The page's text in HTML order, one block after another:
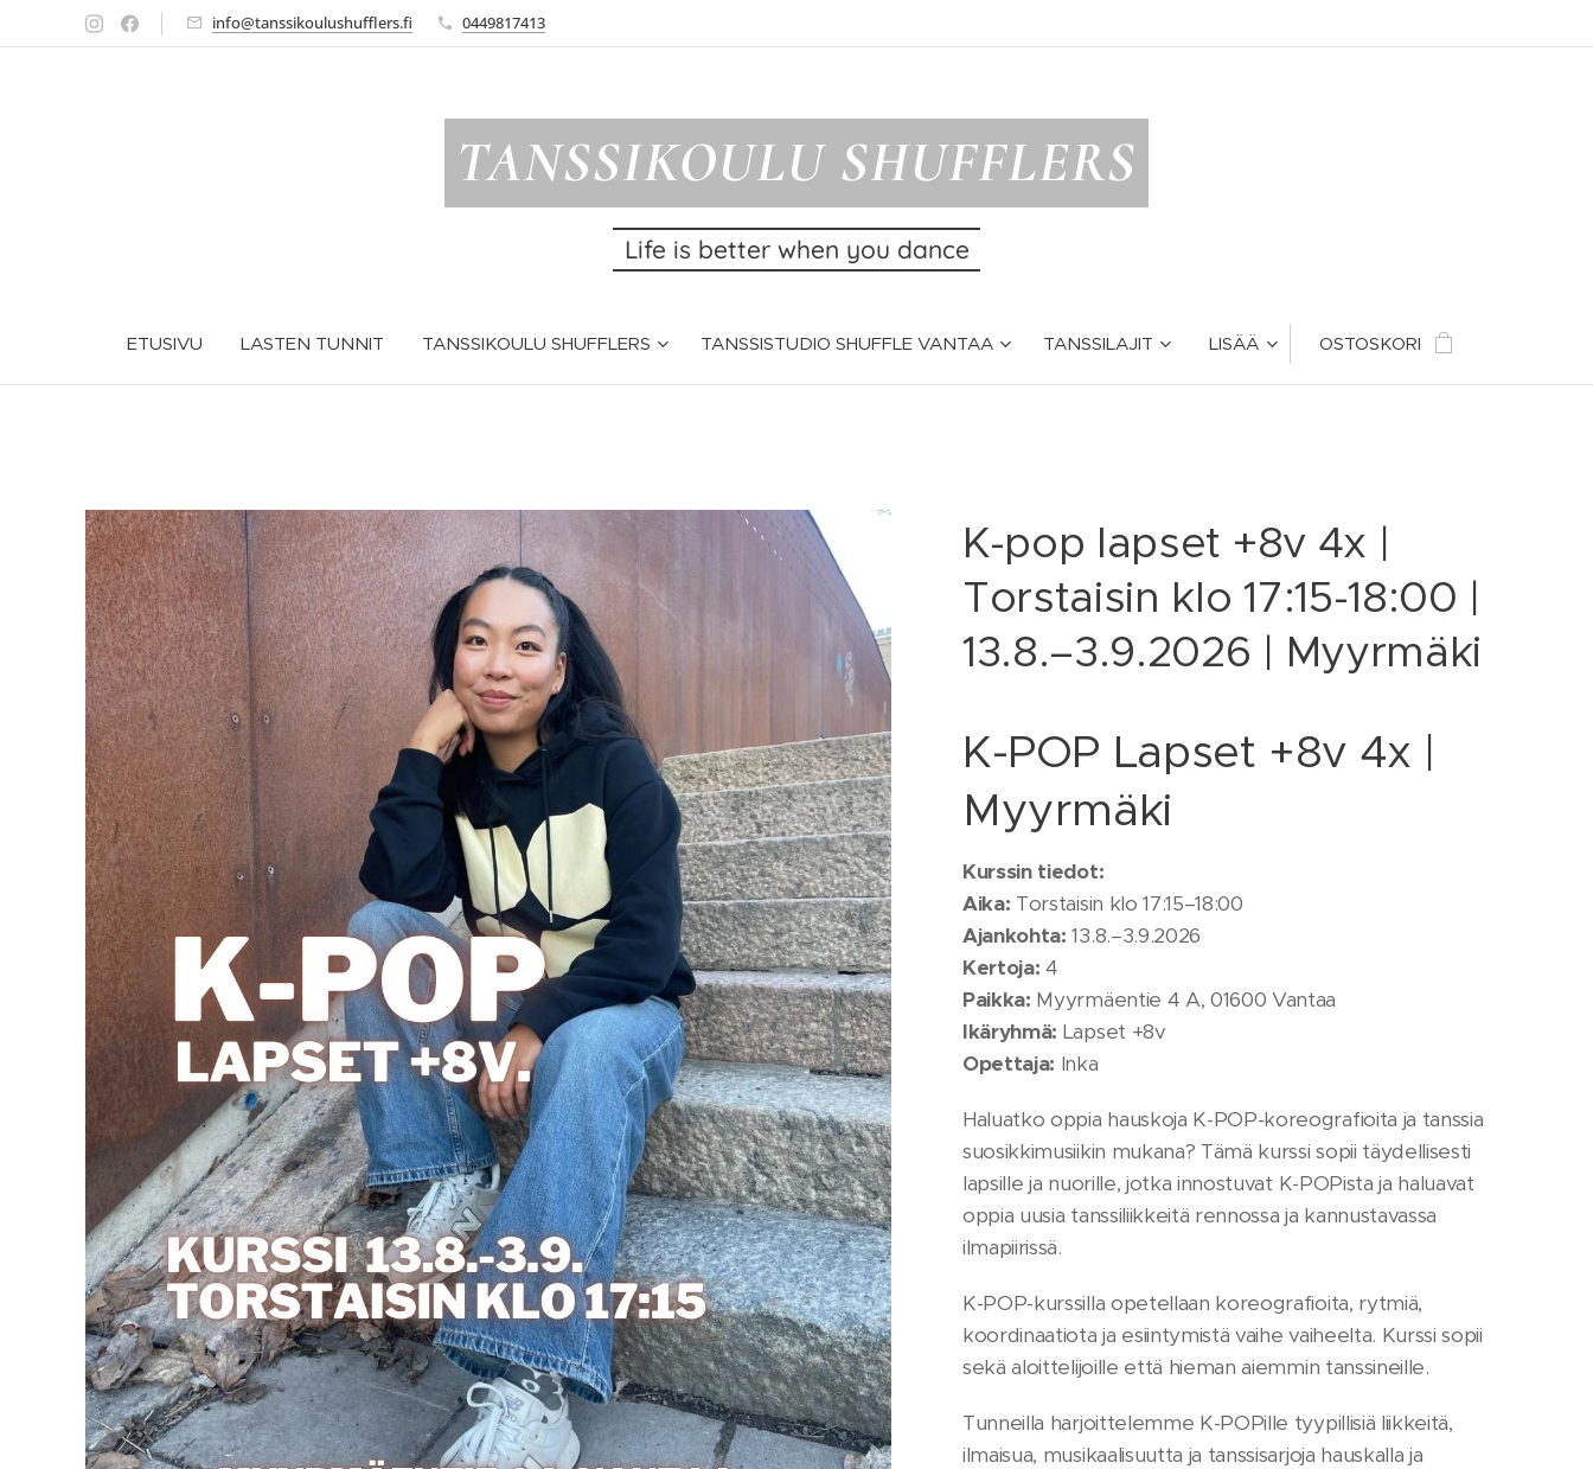
info@tanssikoulushufflers.fi 0449817413
TANSSIKOULU SHUFFLERS
Life is better when you dance
ETUSIVU LASTEN TUNNIT TANSSIKOULU SHUFFLERS TANSSISTUDIO SHUFFLE VANTAA TANSSILAJIT LISÄÄ OSTOSKORI
K-pop lapset +8v 4x |
Torstaisin klo 17:15-18:00 |
13.8.–3.9.2026 | Myyrmäki
K-POP Lapset +8v 4x |
Myyrmäki
Kurssin tiedot:
Aika: Torstaisin klo 17:15–18:00
Ajankohta: 13.8.–3.9.2026
Kertoja: 4
Paikka: Myyrmäentie 4 A, 01600 Vantaa
Ikäryhmä: Lapset +8v
Opettaja: Inka
Haluatko oppia hauskoja K-POP-koreografioita ja tanssia
suosikkimusiikin mukana? Tämä kurssi sopii täydellisesti
lapsille ja nuorille, jotka innostuvat K-POPista ja haluavat
oppia uusia tanssiliikkeitä rennossa ja kannustavassa
ilmapiirissä.
K-POP-kurssilla opetellaan koreografioita, rytmiä,
koordinaatiota ja esiintymistä vaihe vaiheelta. Kurssi sopii
sekä aloittelijoille että hieman aiemmin tanssineille.
Tunneilla harjoittelemme K-POPille tyypillisiä liikkeitä,
ilmaisua, musikaalisuutta ja tanssisarjoja hauskalla ja